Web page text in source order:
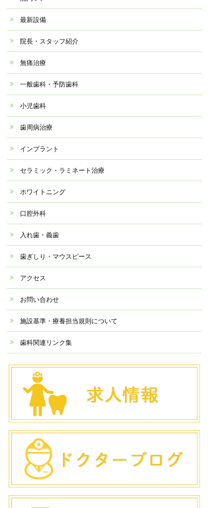
最新設備
院長・スタッフ紹介
無痛治療
一般歯科・予防歯科
小児歯科
歯周病治療
インプラント
セラミック・ラミネート治療
ホワイトニング
口腔外科
入れ歯・義歯
歯ぎしり・マウスピース
アクセス
お問い合わせ
施設基準・療養担当規則について
歯科関連リンク集